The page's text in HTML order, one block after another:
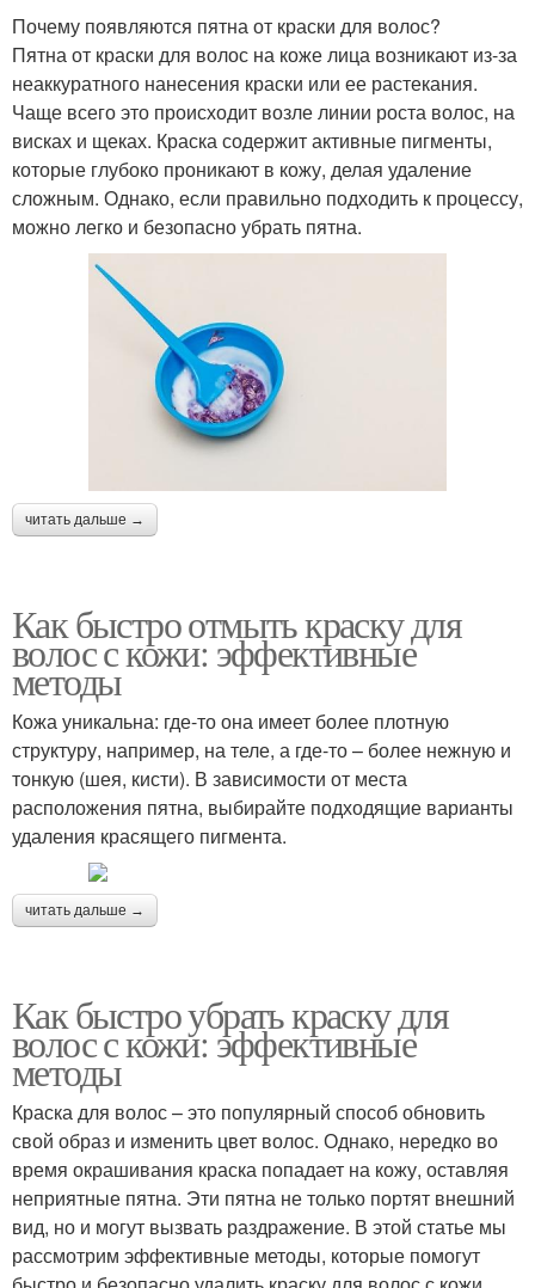
Почему появляются пятна от краски для волос?
Пятна от краски для волос на коже лица возникают из-за
неаккуратного нанесения краски или ее растекания.
Чаще всего это происходит возле линии роста волос, на
висках и щеках. Краска содержит активные пигменты,
которые глубоко проникают в кожу, делая удаление
сложным. Однако, если правильно подходить к процессу,
можно легко и безопасно убрать пятна.
читать дальше →
Как быстро отмыть краску для
волос с кожи: эффективные
методы
Кожа уникальна: где-то она имеет более плотную
структуру, например, на теле, а где-то – более нежную и
тонкую (шея, кисти). В зависимости от места
расположения пятна, выбирайте подходящие варианты
удаления красящего пигмента.
читать дальше →
Как быстро убрать краску для
волос с кожи: эффективные
методы
Краска для волос – это популярный способ обновить
свой образ и изменить цвет волос. Однако, нередко во
время окрашивания краска попадает на кожу, оставляя
неприятные пятна. Эти пятна не только портят внешний
вид, но и могут вызвать раздражение. В этой статье мы
рассмотрим эффективные методы, которые помогут